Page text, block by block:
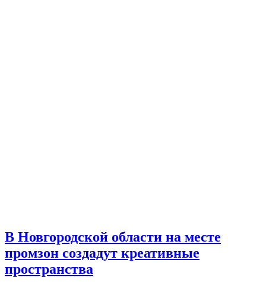
В Новгородской области на месте
промзон создадут креативные
пространства